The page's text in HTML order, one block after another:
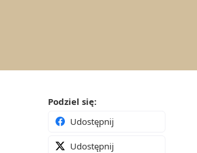
Podziel się:
Udostępnij
Udostępnij